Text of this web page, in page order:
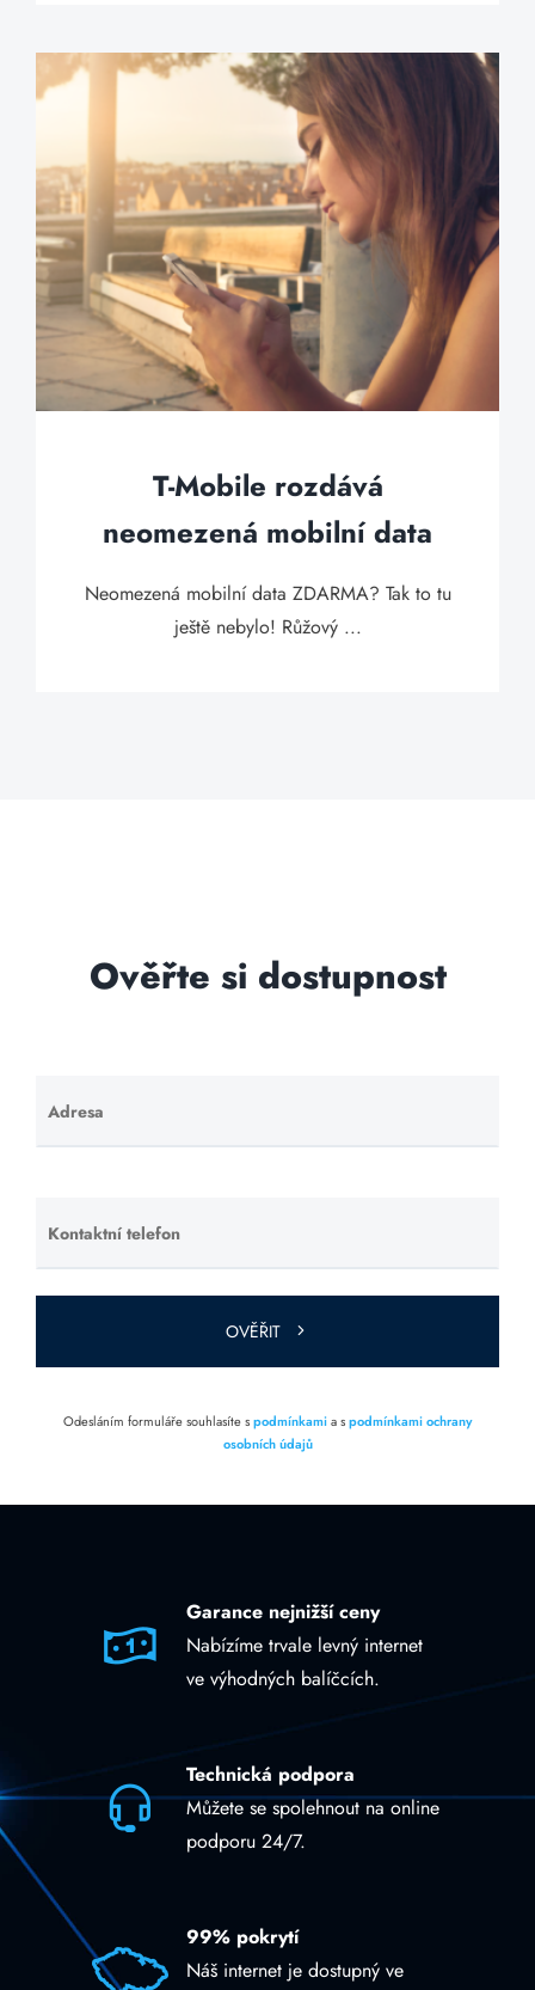
T-Mobile rozdává
neomezená mobilní data
Neomezená mobilní data ZDARMA? Tak to tu
ještě nebylo! Růžový ...
Ověřte si dostupnost
Adresa
Ponechte
toto pole
Kontaktní telefon
Ponechte
toto pole
prázdné.
OVĚŘIT
Odesláním formuláře souhlasíte spodmínkamia spodmínkami ochrany
osobních údajů
Garance nejnižší ceny
Nabízíme trvale levný internet
ve výhodných balíčcích.
Technická podpora
Můžete se spolehnout na online
podporu 24/7.
99% pokrytí
Náš internet je dostupný ve